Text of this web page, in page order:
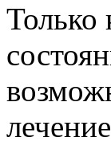
Только
лечение